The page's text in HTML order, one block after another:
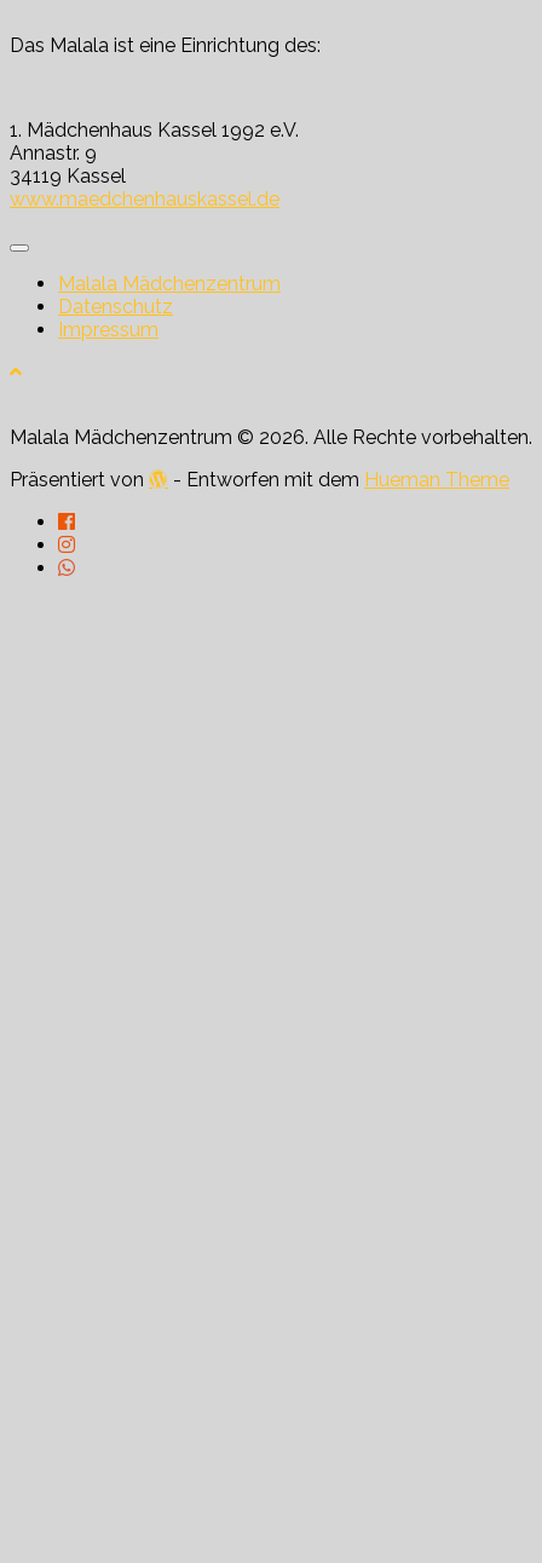
Das Malala ist eine Einrichtung des:
1. Mädchenhaus Kassel 1992 e.V.
Annastr. 9
34119 Kassel
www.maedchenhauskassel.de
Malala Mädchenzentrum
Datenschutz
Impressum
Malala Mädchenzentrum © 2026. Alle Rechte vorbehalten.
Präsentiert von
- Entworfen mit dem Hueman Theme